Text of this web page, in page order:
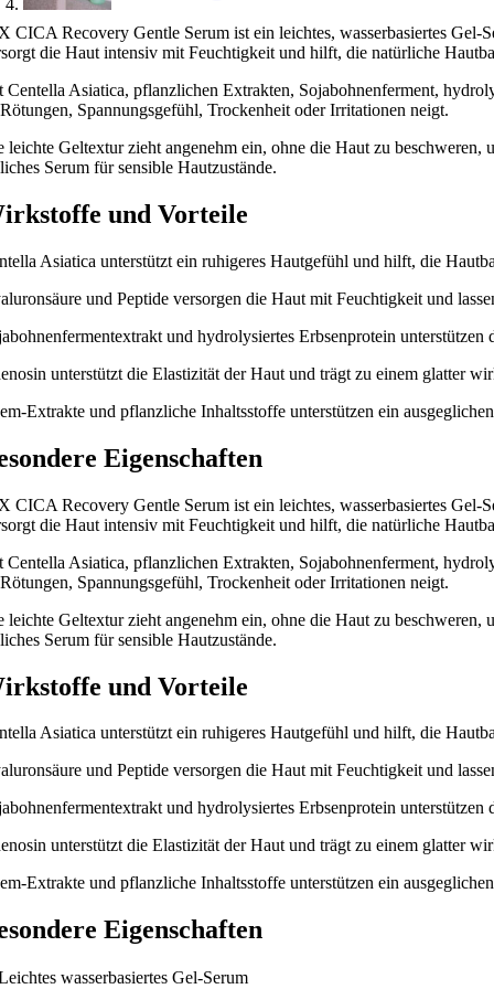
CICA Recovery Gentle Serum ist ein leichtes, wasserbasiertes
die Haut intensiv mit Feuchtigkeit und hilft, die natürliche
Centella Asiatica, pflanzlichen Extrakten, Sojabohnenferment,
Spannungsgefühl, Trockenheit oder Irritationen neigt.
leichte Geltextur zieht angenehm ein, ohne die Haut zu beschweren,
Serum für sensible Hautzustände.
und Vorteile
Asiatica unterstützt ein ruhigeres Hautgefühl und hilft, die
und Peptide versorgen die Haut mit Feuchtigkeit und
und hydrolysiertes Erbsenprotein
unterstützt die Elastizität der Haut und trägt zu einem glatter
Extrakte und pflanzliche Inhaltsstoffe unterstützen ein
Eigenschaften
CICA Recovery Gentle Serum ist ein leichtes, wasserbasiertes
die Haut intensiv mit Feuchtigkeit und hilft, die natürliche
Centella Asiatica, pflanzlichen Extrakten, Sojabohnenferment,
Spannungsgefühl, Trockenheit oder Irritationen neigt.
leichte Geltextur zieht angenehm ein, ohne die Haut zu beschweren,
Serum für sensible Hautzustände.
und Vorteile
Asiatica unterstützt ein ruhigeres Hautgefühl und hilft, die
und Peptide versorgen die Haut mit Feuchtigkeit und
und hydrolysiertes Erbsenprotein
unterstützt die Elastizität der Haut und trägt zu einem glatter
Extrakte und pflanzliche Inhaltsstoffe unterstützen ein
Eigenschaften
wasserbasiertes Gel-Serum